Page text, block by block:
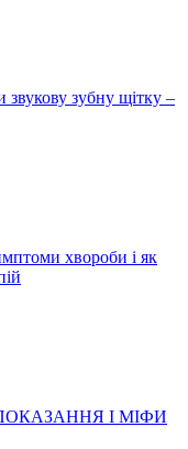
зубну щітку –
хвороби і як
І МІФИ